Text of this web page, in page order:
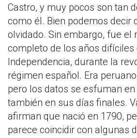
Castro, y muy pocos son tan
como él. Bien podemos decir
olvidado. Sin embargo, fue el
completo de los años difíciles
Independencia, durante la
régimen español. Era
pero los datos se esfuman
también en sus días finales.
afirman que nació en 1790,
parece coincidir con algunas